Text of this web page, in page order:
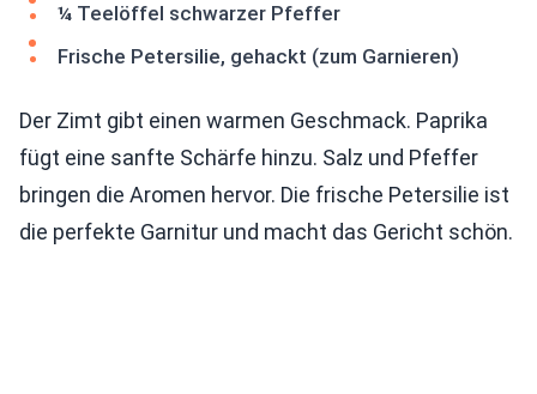
¼ Teelöffel schwarzer Pfeffer
Frische Petersilie, gehackt (zum Garnieren)
Der Zimt gibt einen warmen Geschmack. Paprika
fügt eine sanfte Schärfe hinzu. Salz und Pfeffer
bringen die Aromen hervor. Die frische Petersilie ist
die perfekte Garnitur und macht das Gericht schön.